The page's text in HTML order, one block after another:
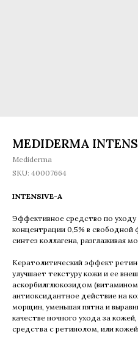
MEDIDERMA
Mediderma
SKU: 40007664
INTENSIVE-A
Эффективное средство по уходу
концентрации 0,5% в свободной
синтез коллагена, разглаживая
Кератолитический эффект
улучшает текстуру кожи и ее
аскорбилглюкозидом
антиоксидантное действие на
морщин, уменьшая пятна и
качестве ночного ухода за
средства с ретинолом, или